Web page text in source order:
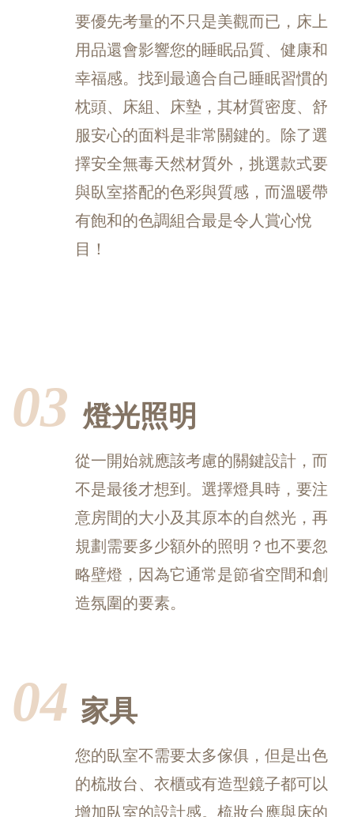
要優先考量的不只是美觀而已， 床上
用品還會影響您的睡眠品質、健康和
幸福感。找到最適合自己睡眠習慣的
枕頭、床組、床墊，其材質密度、舒
服安心的面料是非常關鍵的。除了選
擇安全無毒天然材質外，挑選款式要
與臥室搭配的色彩與質感，而溫暖帶
有飽和的色調組合最是令人賞心悅
目！
03 燈光照明
從一開始就應該考慮的關鍵設計，而
不是最後才想到。選擇燈具時，要注
意房間的大小及其原本的自然光，再
規劃需要多少額外的照明？也不要忽
略壁燈，因為它通常是節省空間和創
造氛圍的要素。
04 家具
您的臥室不需要太多傢俱，但是出色
的梳妝台、衣櫃或有造型鏡子都可以
增加臥室的設計感。梳妝台應與床的